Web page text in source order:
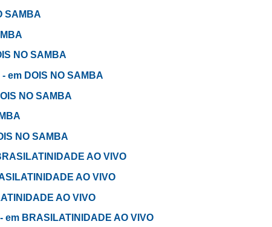
SAMBA
NO SAMBA
em DOIS NO SAMBA
NO SAMBA
NO SAMBA
AO VIVO
AO VIVO
AO VIVO
BRASILATINIDADE AO VIVO